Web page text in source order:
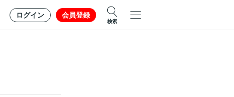
ログイン 会員登録
検索